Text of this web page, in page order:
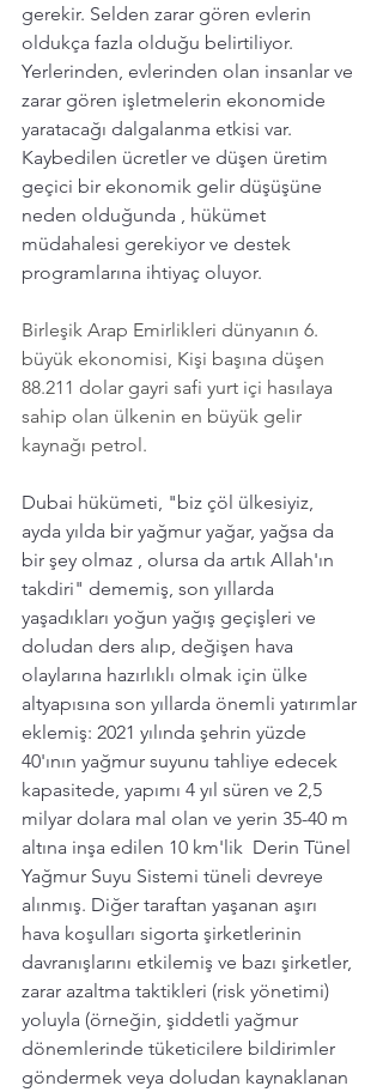
gerekir. Selden zarar gören evlerin
oldukça fazla olduğu belirtiliyor.
Yerlerinden, evlerinden olan insanlar ve
zarar gören işletmelerin ekonomide
yaratacağı dalgalanma etkisi var.
Kaybedilen ücretler ve düşen üretim
geçici bir ekonomik gelir düşüşüne
neden olduğunda , hükümet
müdahalesi gerekiyor ve destek
programlarına ihtiyaç oluyor.
Birleşik Arap Emirlikleri dünyanın 6.
büyük ekonomisi, Kişi başına düşen
88.211 dolar gayri safi yurt içi hasılaya
sahip olan ülkenin en büyük gelir
kaynağı petrol.
Dubai hükümeti, "biz çöl ülkesiyiz,
ayda yılda bir yağmur yağar, yağsa da
bir şey olmaz , olursa da artık Allah'ın
takdiri" dememiş, son yıllarda
yaşadıkları yoğun yağış geçişleri ve
doludan ders alıp, değişen hava
olaylarına hazırlıklı olmak için ülke
altyapısına son yıllarda önemli yatırımlar
eklemiş: 2021 yılında şehrin yüzde
40'ının yağmur suyunu tahliye edecek
kapasitede, yapımı 4 yıl süren ve 2,5
milyar dolara mal olan ve yerin 35-40 m
altına inşa edilen 10 km'lik  Derin Tünel
Yağmur Suyu Sistemi tüneli devreye
alınmış. Diğer taraftan yaşanan aşırı
hava koşulları sigorta şirketlerinin
davranışlarını etkilemiş ve bazı şirketler,
zarar azaltma taktikleri (risk yönetimi)
yoluyla (örneğin, şiddetli yağmur
dönemlerinde tüketicilere bildirimler
göndermek veya doludan kaynaklanan